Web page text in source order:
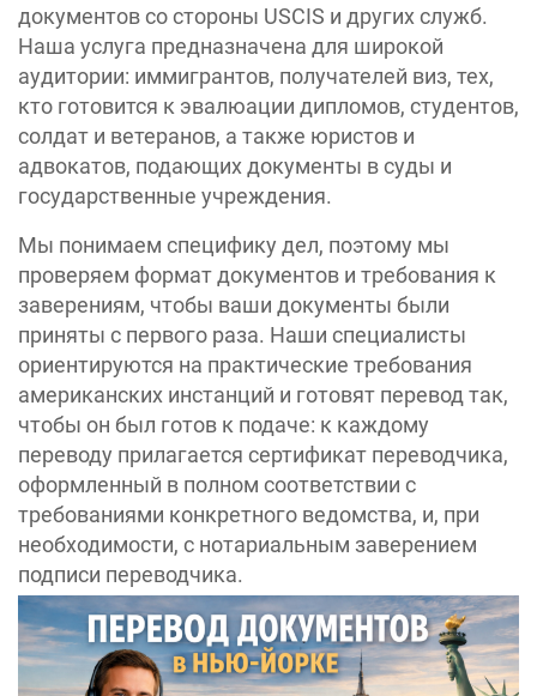
документов со стороны USCIS и других служб.
Наша услуга предназначена для широкой
аудитории: иммигрантов, получателей виз, тех,
кто готовится к эвалюации дипломов, студентов,
солдат и ветеранов, а также юристов и
адвокатов, подающих документы в суды и
государственные учреждения.
Мы понимаем специфику дел, поэтому мы
проверяем формат документов и требования к
заверениям, чтобы ваши документы были
приняты с первого раза. Наши специалисты
ориентируются на практические требования
американских инстанций и готовят перевод так,
чтобы он был готов к подаче: к каждому
переводу прилагается сертификат переводчика,
оформленный в полном соответствии с
требованиями конкретного ведомства, и, при
необходимости, с нотариальным заверением
подписи переводчика.